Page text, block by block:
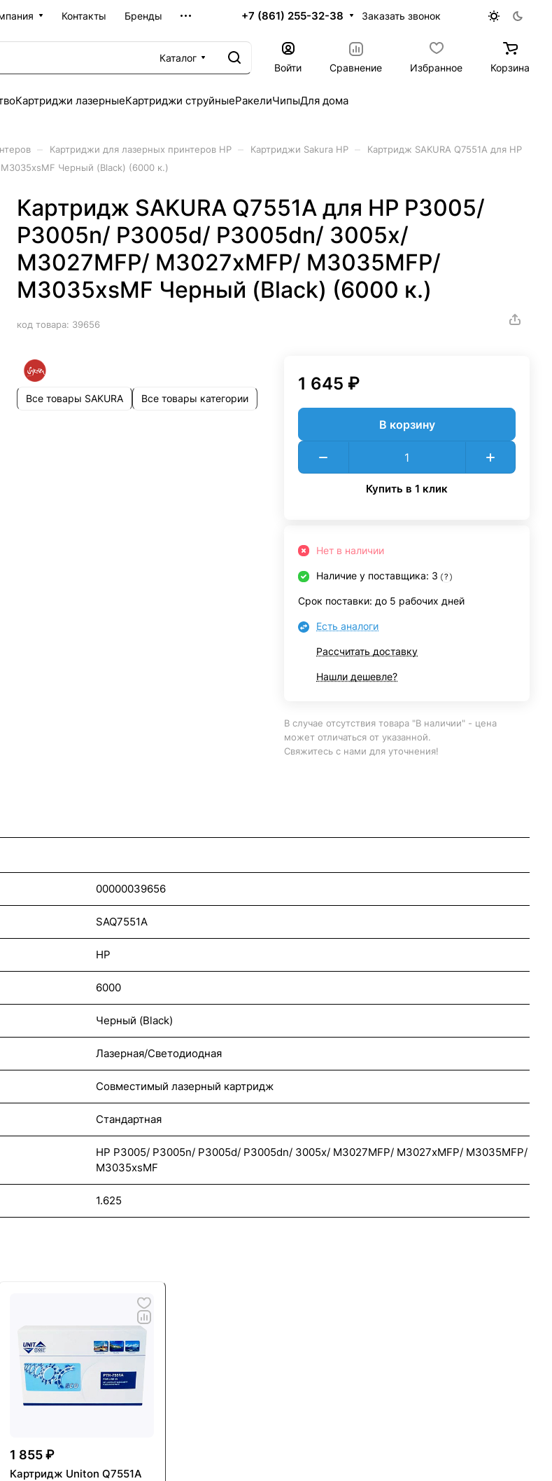
Контакты Бренды +7 (861) 255-32-38 Заказать звонок
Каталог
Войти
Сравнение Избранное Корзина
Картриджи лазерныеКартриджи струйныеРакелиЧипыДля дома
Картриджи для лазерных принтеров HP Картриджи Sakura HP
Картридж SAKURA Q7551A для HP
Черный (Black) (6000 к.)
Картридж SAKURA Q7551A для HP P3005/
P3005n/ P3005d/ P3005dn/ 3005x/
M3027MFP/ M3027xMFP/ M3035MFP/
M3035xsMF Черный (Black) (6000 к.)
код товара: 39656
Все товары SAKURA Все товары категории
1 645 ₽
В корзину
Купить в 1 клик
Нет в наличии
Наличие у поставщика: 3 ?
Срок поставки: до 5 рабочих дней
Есть аналоги
Рассчитать доставку
Нашли дешевле?
В случае отсутствия товара "В наличии" - цена
может отличаться от указанной.
Свяжитесь с нами для уточнения!
00000039656
SAQ7551A
HP
6000
Черный (Black)
Лазерная/Светодиодная
Совместимый лазерный картридж
Стандартная
HP P3005/ P3005n/ P3005d/ P3005dn/ 3005x/ M3027MFP/ M3027xMFP/ M3035MFP/
M3035xsMF
1.625
1 855 ₽
Картридж Uniton Q7551A